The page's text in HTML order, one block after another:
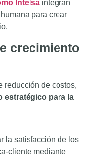
Intelsa integran
para crear
crecimiento
reducción de costos,
estratégico para la
la satisfacción de los
cliente mediante